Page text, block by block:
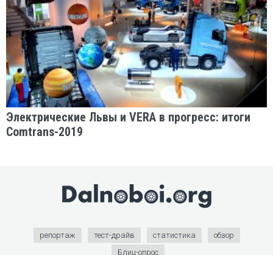
Электрические Львы и VERA в прогресс: итоги
Comtrans-2019
репортаж тест-драйв статистика
обзор
Блиц-опрос